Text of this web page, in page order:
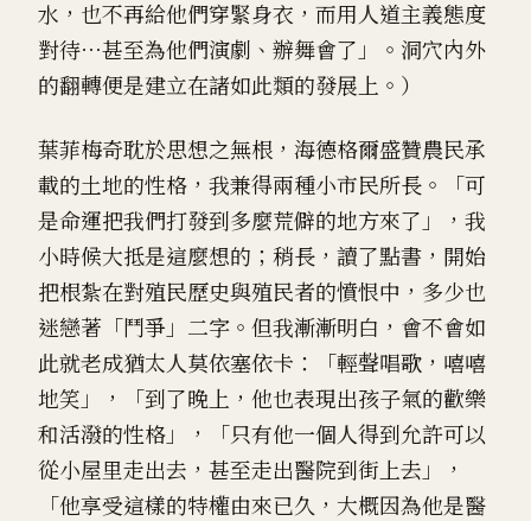
水，也不再給他們穿緊身衣，而用人道主義態度
對待⋯甚至為他們演劇、辦舞會了」。洞穴內外
的翻轉便是建立在諸如此類的發展上。）
葉菲梅奇耽於思想之無根，海德格爾盛贊農民承
載的土地的性格，我兼得兩種小市民所長。「可
是命運把我們打發到多麼荒僻的地方來了」，我
小時候大抵是這麼想的；稍長，讀了點書，開始
把根紮在對殖民歷史與殖民者的憤恨中，多少也
迷戀著「鬥爭」二字。但我漸漸明白，會不會如
此就老成猶太人莫依塞依卡：「輕聲唱歌，嘻嘻
地笑」，「到了晚上，他也表現出孩子氣的歡樂
和活潑的性格」，「只有他一個人得到允許可以
從小屋里走出去，甚至走出醫院到街上去」，
「他享受這樣的特權由來已久，大概因為他是醫